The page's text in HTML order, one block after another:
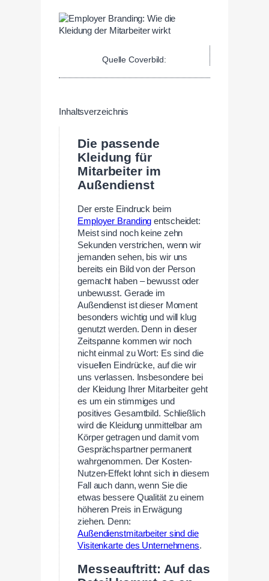
Quelle Coverbild:
Inhaltsverzeichnis
Die passende
Kleidung für
Mitarbeiter im
Außendienst
Der erste Eindruck beim
Employer Branding entscheidet:
Meist sind noch keine zehn
Sekunden verstrichen, wenn wir
jemanden sehen, bis wir uns
bereits ein Bild von der Person
gemacht haben – bewusst oder
unbewusst. Gerade im
Außendienst ist dieser Moment
besonders wichtig und will klug
genutzt werden. Denn in dieser
Zeitspanne kommen wir noch
nicht einmal zu Wort: Es sind die
visuellen Eindrücke, auf die wir
uns verlassen. Insbesondere bei
der Kleidung Ihrer Mitarbeiter geht
es um ein stimmiges und
positives Gesamtbild. Schließlich
wird die Kleidung unmittelbar am
Körper getragen und damit vom
Gesprächspartner permanent
wahrgenommen. Der Kosten-
Nutzen-Effekt lohnt sich in diesem
Fall auch dann, wenn Sie die
etwas bessere Qualität zu einem
höheren Preis in Erwägung
ziehen. Denn:
Außendienstmitarbeiter sind die
Visitenkarte des Unternehmens.
Messeauftritt: Auf das